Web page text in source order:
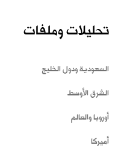
تحليلات وملفات
السعودية ودول الخليج
الشرق الأوسط
أوروبا والعالم
أميركا